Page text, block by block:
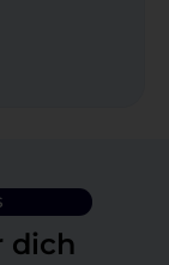
dich